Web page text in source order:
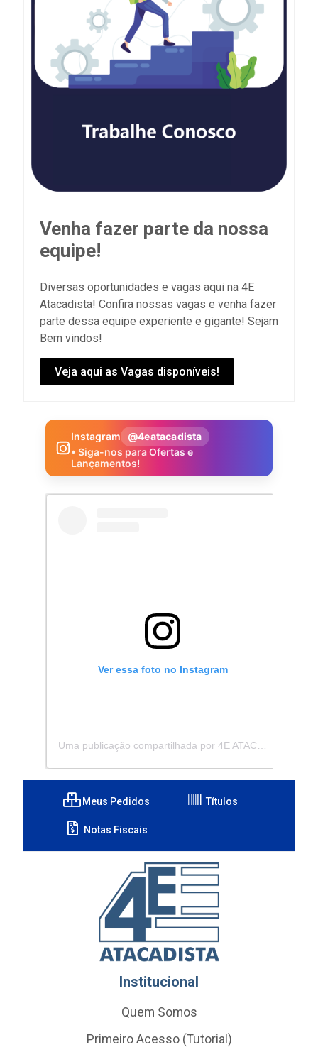
Venha fazer parte da nossa
equipe!
Diversas oportunidades e vagas aqui na 4E
Atacadista! Confira nossas vagas e venha fazer
parte dessa equipe experiente e gigante! Sejam
Bem vindos!
Veja aqui as Vagas disponíveis!
Instagram
@4eatacadista
• Siga-nos para Ofertas e
Lançamentos!
Ver essa foto no Instagram
Meus Pedidos Títulos
Notas Fiscais
Institucional
Quem Somos
Primeiro Acesso (Tutorial)